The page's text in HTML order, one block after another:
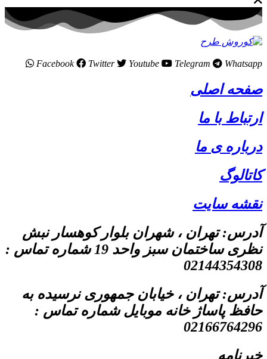
Facebook Twitter Youtube Telegram Whatsapp
صفحه اصلی
ارتباط با ما
درباره ی ما
کاتالوگ
نقشه سایت
آدرس: تهران ، شهران بلوار کوهسار نبش
نظری ساختمان سبز واحد 19 شماره تماس :
02144354308
آدرس: تهران ، خیابان جمهوری نرسیده به
حافظ پاساژ خانه موبایل شماره تماس :
02166764296
خبرنامه